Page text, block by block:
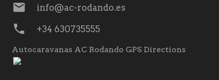
mail info@ac-rodando.es
phone +34 630735555
Autocaravanas AC Rodando GPS Directions